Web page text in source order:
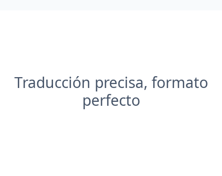
Traducción precisa, formato
perfecto